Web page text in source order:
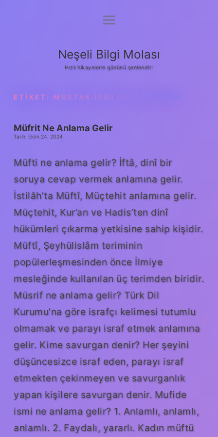
Anasayfa
Yasal Uyarı
menüyü
Neşeli Bilgi Molası
Hızlı hikayelerle gününü şenlendir!
ETIKET: MUSTAK ISMI NE DEMEKTIR
Müfrit Ne Anlama Gelir
Tarih: Ekim 24, 2024
Müfti ne anlama gelir? İftâ, dinî bir
soruya cevap vermek anlamına gelir.
İstilâh’ta Müftî, Müçtehit anlamına gelir.
Müçtehit, Kur’an ve Hadis’ten dinî
hükümleri çıkarma yetkisine sahip kişidir.
Müftî, Şeyhülislâm teriminin
popülerleşmesinden önce İlmiye
mesleğinde kullanılan üç terimden biridir.
Müsrif ne anlama gelir? Türk Dil
Kurumu’na göre israfçı kelimesi tutumlu
olmamak ve parayı israf etmek anlamına
gelir. Kime savurgan denir? Her şeyini
düşüncesizce israf eden, parayı israf
etmekten çekinmeyen ve savurganlık
yapan kişilere savurgan denir. Mufide
ismi ne anlama gelir? 1. Anlamlı, anlamlı,
anlamlı. 2. Faydalı, yararlı. Kadın müftü